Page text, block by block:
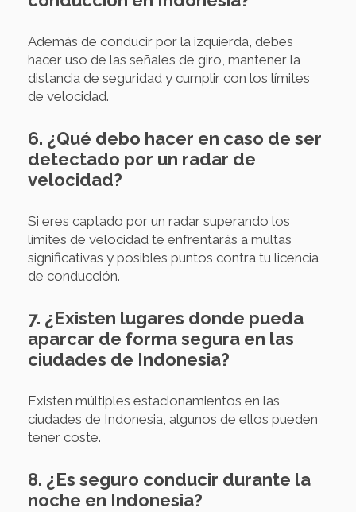
Además de conducir por la izquierda, debes
hacer uso de las señales de giro, mantener la
distancia de seguridad y cumplir con los límites
de velocidad.
6. ¿Qué debo hacer en caso de ser
detectado por un radar de
velocidad?
Si eres captado por un radar superando los
límites de velocidad te enfrentarás a multas
significativas y posibles puntos contra tu licencia
de conducción.
7. ¿Existen lugares donde pueda
aparcar de forma segura en las
ciudades de Indonesia?
Existen múltiples estacionamientos en las
ciudades de Indonesia, algunos de ellos pueden
tener coste.
8. ¿Es seguro conducir durante la
noche en Indonesia?